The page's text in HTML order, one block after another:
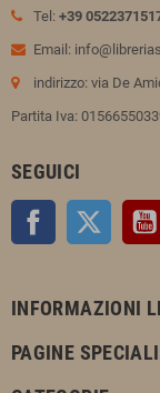
Tel: +39
Email:
indirizzo: via De
Partita Iva:
SEGUICI
Facebook Twitter
INFORMAZIONI
PAGINE